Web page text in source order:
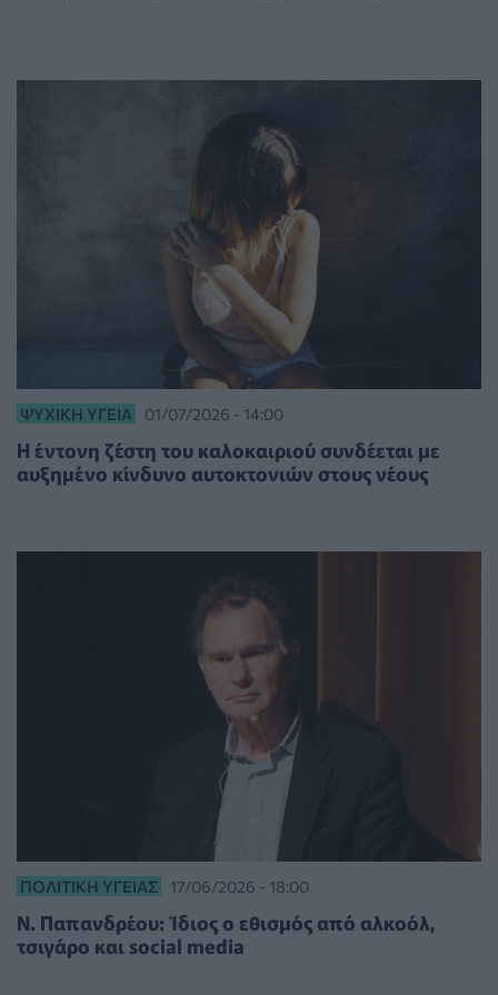
ΨΥΧΙΚΉ ΥΓΕΊΑ 01/07/2026 - 14:00
Η έντονη ζέστη του καλοκαιριού συνδέεται με
αυξημένο κίνδυνο αυτοκτονιών στους νέους
ΠΟΛΙΤΙΚΉ ΥΓΕΊΑΣ 17/06/2026 - 18:00
Ν. Παπανδρέου: Ίδιος ο εθισμός από αλκοόλ,
τσιγάρο και social media